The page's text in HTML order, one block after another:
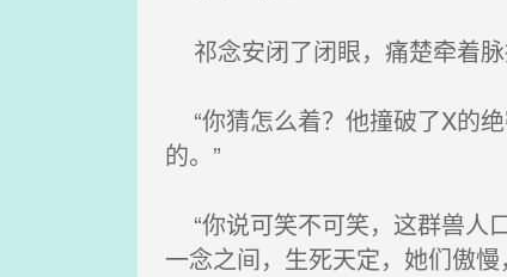
祁念安闭了闭眼，痛楚牵着脉
“你猜怎么着？他撞破了X的
的。”
“你说可笑不可笑，这群兽人
一念之间，生死天定，她们傲